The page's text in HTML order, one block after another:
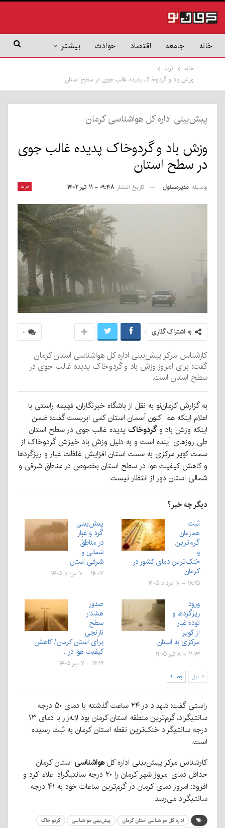
خانه جامعه اقتصاد حوادث بیشتر
خانه
ترند
وزش باد و گردوخاک پدیده غالب جوی در سطح استان
پیش‌بینی اداره کل هواشناسی کرمان
وزش باد و گردوخاک پدیده غالب جوی
در سطح استان
ترند بوسیله مدیرمسئول تاریخ انتشار ۰۹:۴۸ - ۱۱ تیر ۱۴۰۲
۰ به اشتراک گذاری
کارشناس مرکز پیش‌بینی اداره کل هواشناسی استان کرمان
گفت: برای امروز وزش باد و گردوخاک پدیده غالب جوی در
سطح استان است.
به گزارش کرمان‌نو به نقل از باشگاه خبرنگاران، فهیمه راستی با
اعلام اینکه هم اکنون آسمان استان کمی ابریست گفت: ضمن
اینکه وزش باد وگردوخاک پدیده غالب جوی در سطح استان
طی روز‌های آینده است و به دلیل وزش باد خیزش گردوخاک از
سمت کویر مرکزی به سمت استان افزایش غلظت غبار و ریزگرد‌ها
و کاهش کیفیت هوا در سطح استان بخصوص در مناطق شرقی و
شمالی استان دور از انتظار نیست.
دیگر چه خبر؟
ثبت
هم‌زمان
گرم‌ترین
و
خنک‌ترین دمای کشور در
کرمان
۱۸:۱۵ - ۱۰ مرداد ۱۴۰۵
پیش‌بینی
گرد و غبار
در مناطق
شمالی و
شرقی استان
۱۴:۰۷ - ۱۰ مرداد ۱۴۰۵
ورود
ریزگردها و
توده غبار
از کویر
مرکزی به استان
۱۱:۱۳ - ۸ تیر ۱۴۰۵
صدور
هشدار
سطح
نارنجی
برای استان کرمان/ کاهش
کیفیت هوا در…
۱۲:۱۲ - ۷ تیر ۱۴۰۵
قبل بعد
راستی گفت: شهداد در ۲۴ ساعت گذشته با دمای ۵۰ درجه
سانتیگراد، گرم‌ترین منطقه استان کرمان بود لاله‌زار با دمای ۱۳
درجه سانتیگراد خنک‌ترین نقطه استان کرمان به ثبت رسیده
است.
کارشناس مرکز پیش‌بینی اداره کلهواشناسی استان کرمان
حداقل دمای امروز شهر کرمان را ۲۰ درجه سانتیگراد اعلام کرد و
افزود: امروز دمای کرمان در گرم‌ترین ساعات خود به ۴۱ درجه
سانتیگراد می‌رسد.
اداره کل هواشناسی استان کرمان پیش‌بینی هواشناسی
گردو خاک